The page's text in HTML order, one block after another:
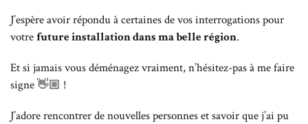
J’espère avoir répondu à certaines de vos interrogations pour
votrefuture installation dans ma belle région.
Et si jamais vous déménagez vraiment, n’hésitez-pas à me faire
signe👋🏼 !
J’adore rencontrer de nouvelles personnes et savoir que j’ai pu